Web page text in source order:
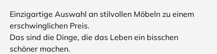
Einzigartige Auswahl an stilvollen Möbeln zu einem
erschwinglichen Preis.
Das sind die Dinge, die das Leben ein bisschen
schöner machen.